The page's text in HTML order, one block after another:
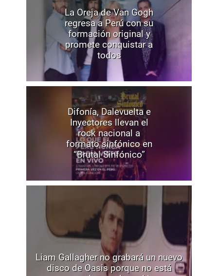
La Oreja de Van Gogh
regresa a Perú con su
formación original y
promete conquistar a
todos
Difonía, Dalevuelta e
Inyectores llevan el
rock nacional a
formato sinfónico en
“Brutal Sinfónico”
Liam Gallagher no grabará un nuevo
disco de Oasis porque no está